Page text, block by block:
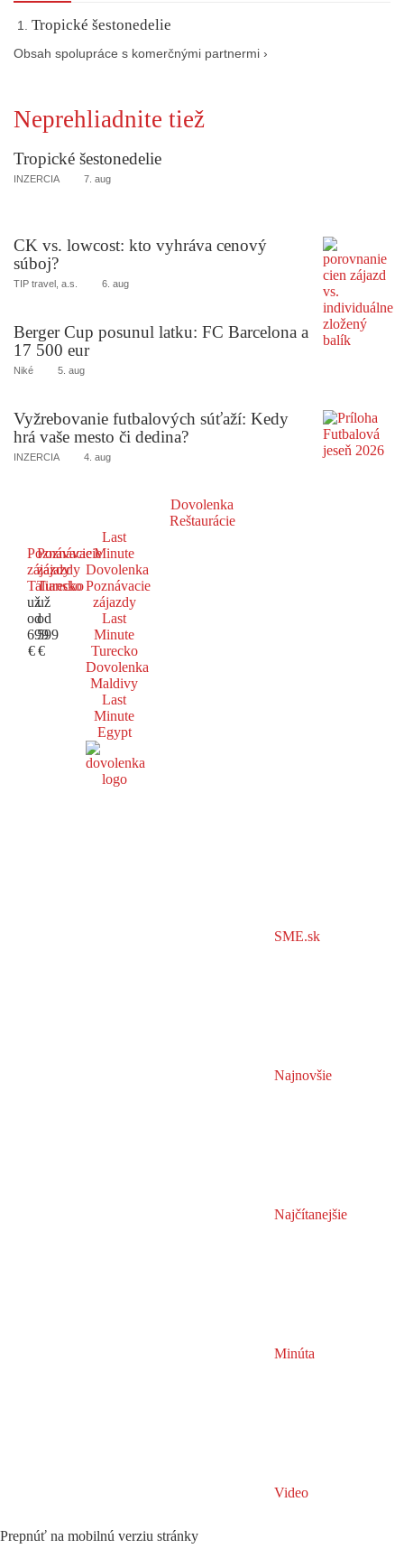
Tropické šestonedelie
Obsah spolupráce s komerčnými partnermi ›
Neprehliadnite tiež
Tropické šestonedelie
INZERCIA 7. aug
CK vs. lowcost: kto vyhráva cenový
súboj?
TIP travel, a.s. 6. aug
Berger Cup posunul latku: FC Barcelona a
17 500 eur
Niké 5. aug
Vyžrebovanie futbalových súťaží: Kedy
hrá vaše mesto či dedina?
INZERCIA 4. aug
Dovolenka
Reštaurácie
Poznávacie
zájazdy
Taliansko
už
od
699
€
Poznávacie
zájazdy
Turecko
už
od
599
€
Last
Minute
Dovolenka
Poznávacie
zájazdy
Last
Minute
Turecko
Dovolenka
Maldivy
Last
Minute
Egypt
SME.sk
Najnovšie
Najčítanejšie
Minúta
Video
Prepnúť na mobilnú verziu stránky